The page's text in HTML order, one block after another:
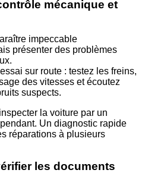
mécanique et
impeccable
présenter des problèmes
sur route : testez les freins,
des vitesses et écoutez
suspects.
la voiture par un
Un diagnostic rapide
réparations à plusieurs
les documents